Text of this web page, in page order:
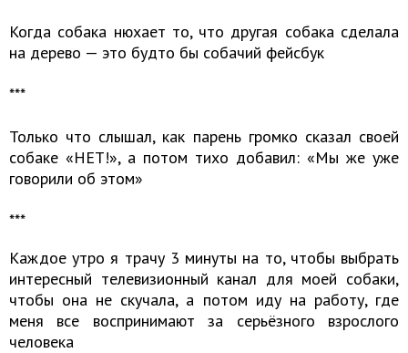
Когда собака нюхает то, что другая собака сделала
на дерево — это будто бы собачий фейсбук
***
Только что слышал, как парень громко сказал своей
собаке «НЕТ!», а потом тихо добавил: «Мы же уже
говорили об этом»
***
Каждое утро я трачу 3 минуты на то, чтобы выбрать
интересный телевизионный канал для моей собаки,
чтобы она не скучала, а потом иду на работу, где
меня все воспринимают за серьёзного взрослого
человека